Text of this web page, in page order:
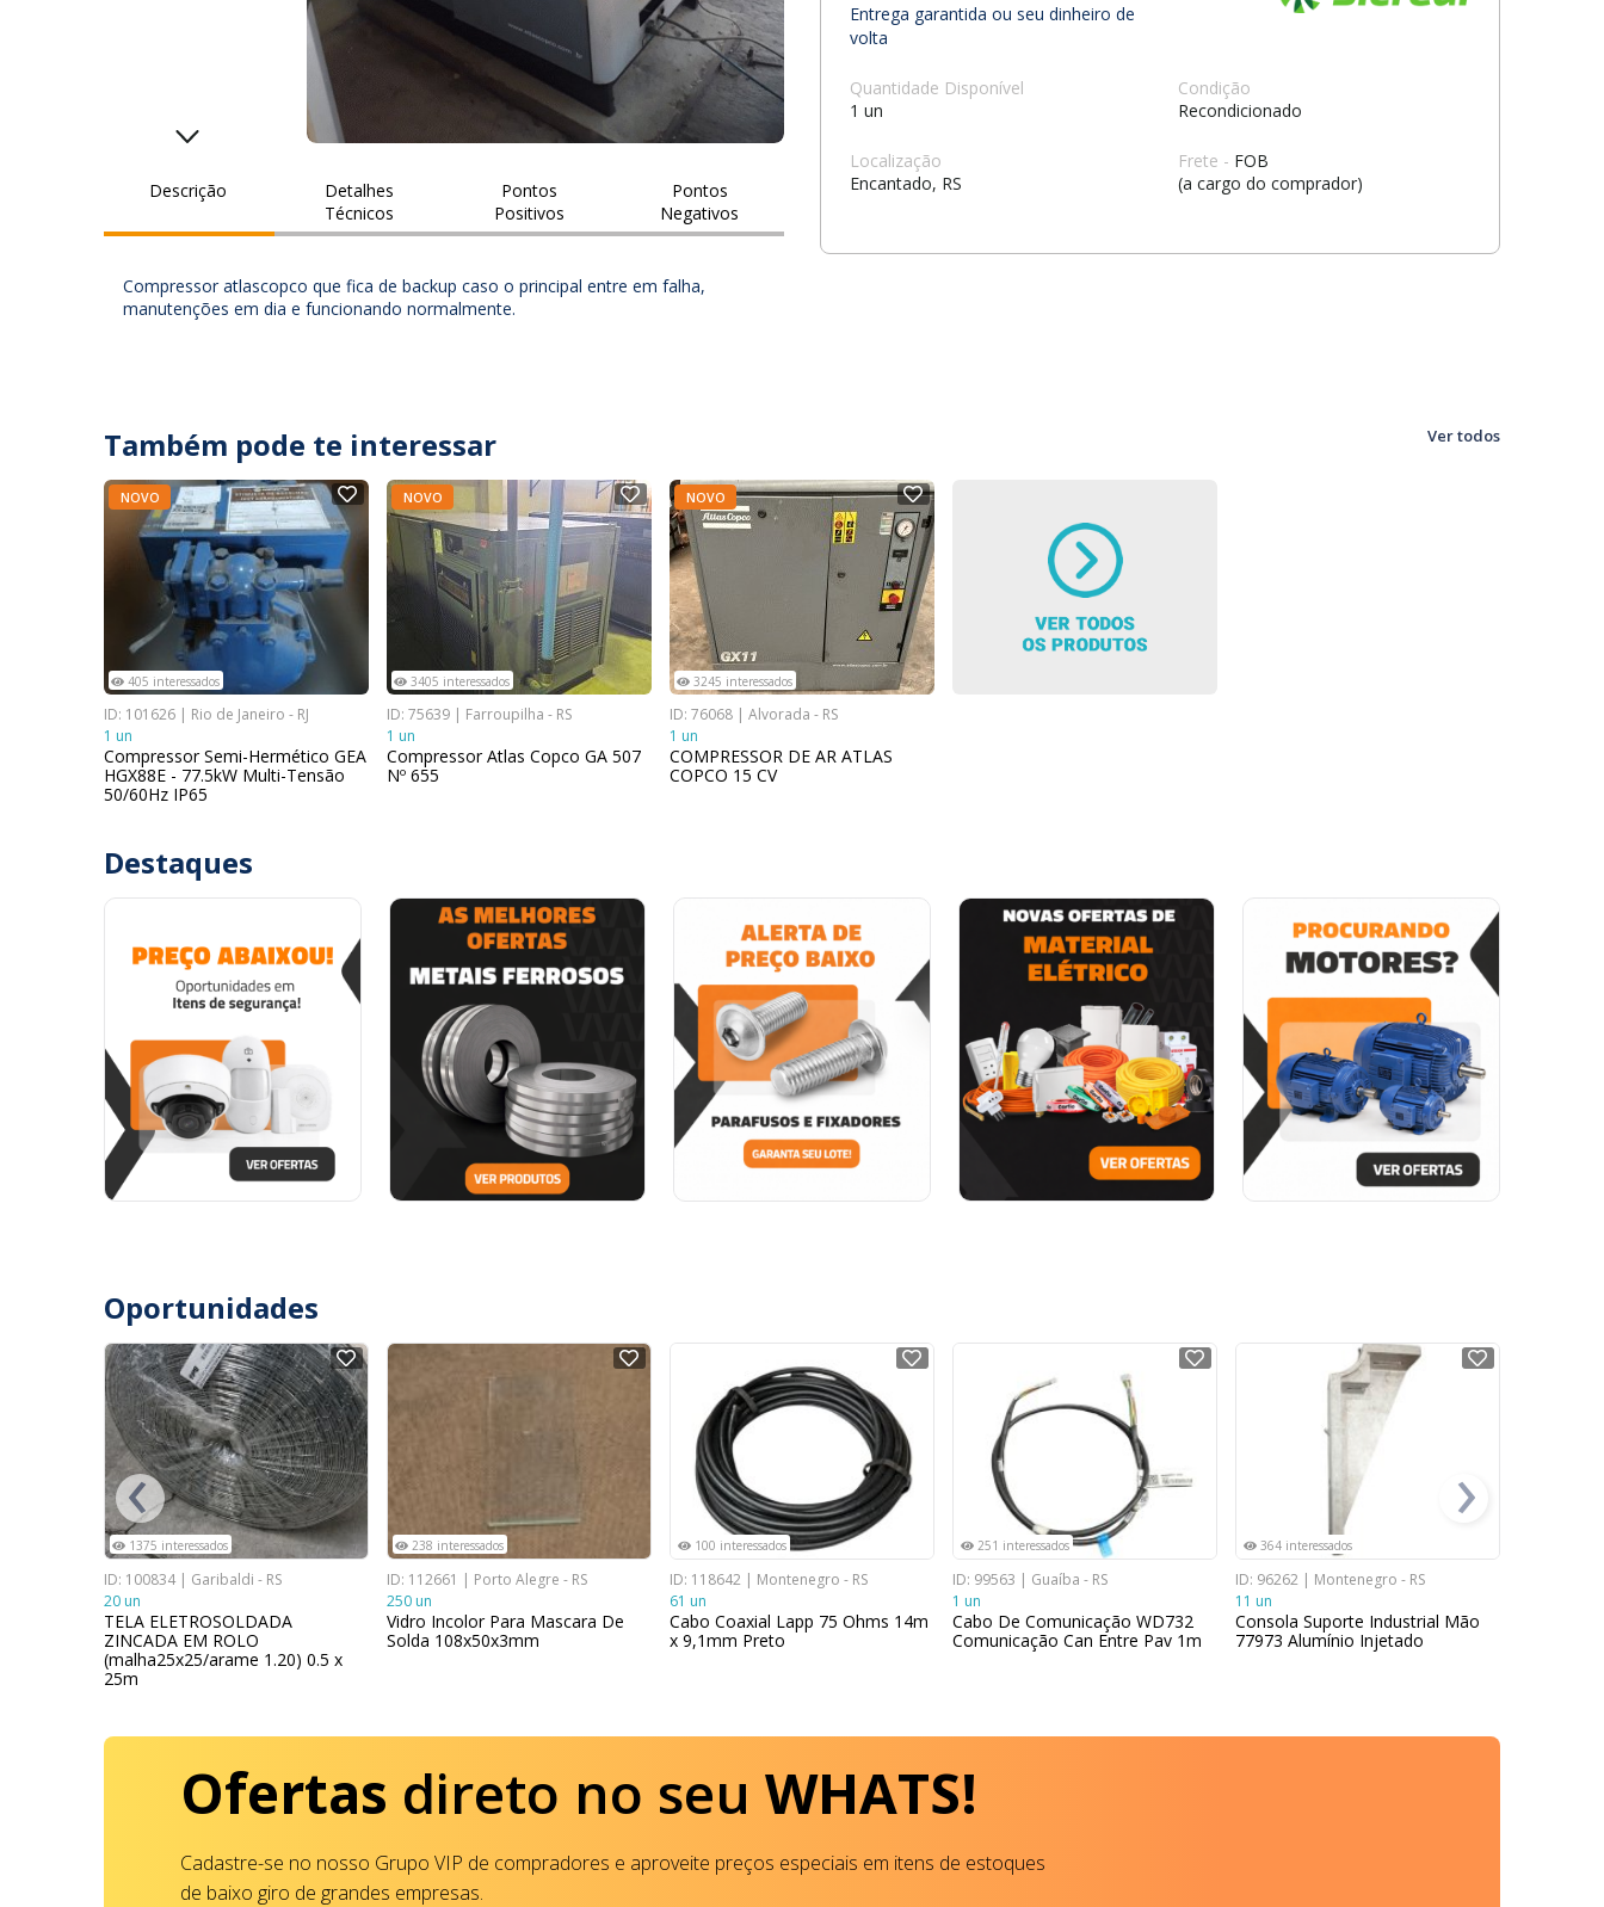
Descrição
Detalhes
Técnicos
Pontos
Positivos
Pontos
Negativos
Compressor atlascopco que fica de backup caso o principal entre em falha,
manutenções em dia e funcionando normalmente.
Entrega garantida ou seu dinheiro de
volta
Quantidade Disponível
1 un
Localização
Encantado, RS
Condição
Recondicionado
Frete - FOB
(a cargo do comprador)
Também pode te interessar Ver todos
NOVO
405 interessados
ID: 101626 | Rio de Janeiro - RJ
1 un
Compressor Semi-Hermético GEA
HGX88E - 77.5kW Multi-Tensão
50/60Hz IP65
NOVO
3405 interessados
ID: 75639 | Farroupilha - RS
1 un
Compressor Atlas Copco GA 507
Nº 655
NOVO
3245 interessados
ID: 76068 | Alvorada - RS
1 un
COMPRESSOR DE AR ATLAS
COPCO 15 CV
Destaques
Oportunidades
NOVO
1375 interessados
ID: 100834 | Garibaldi - RS
20 un
TELA ELETROSOLDADA
ZINCADA EM ROLO
(malha25x25/arame 1.20) 0.5 x
25m
238 interessados
ID: 112661 | Porto Alegre - RS
250 un
Vidro Incolor Para Mascara De
Solda 108x50x3mm
100 interessados
ID: 118642 | Montenegro - RS
61 un
Cabo Coaxial Lapp 75 Ohms 14m
x 9,1mm Preto
251 interessados
ID: 99563 | Guaíba - RS
1 un
Cabo De Comunicação WD732
Comunicação Can Entre Pav 1m
364 interessados
ID: 96262 | Montenegro - RS
11 un
Consola Suporte Industrial Mão
77973 Alumínio Injetado
‹ ›
Ofertas direto no seu WHATS!
Cadastre-se no nosso Grupo VIP de compradores e aproveite preços especiais em itens de estoques
de baixo giro de grandes empresas.